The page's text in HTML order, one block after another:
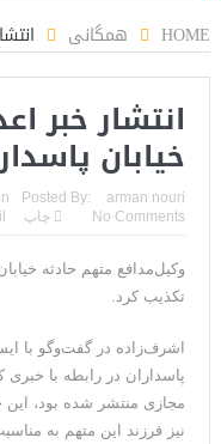
ذوالقدرها پخته!
کافی نیست
روزنامه: محاصره
خواهند شد
ایران است
مقام آمریکایی: تصورِ
است+فیلم: تحلیل
مقامات آمریکایی:
HOME همگانی
انتشار خبر
خیابان
Posted By: arman nouri
No Comments
چاپ
وکیل‌مدافع متهم حادثه
تکذیب کرد.
اشرف‌زاده در گفت‌وگو با
پاسداران در رابطه با
مجازی منتشر شده بود،‌
نیز فرزند این متهم به